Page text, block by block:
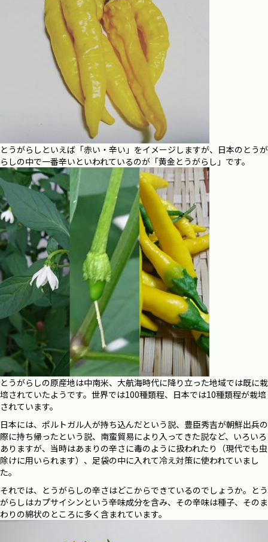
とうがらしといえば「赤い・辛い」をイメージしますが、日本のとうが
らしの中で一番辛いといわれているのが「黄金とうがらし」です。
とうがらしの原産地は中南米、大航海時代に降り立った地域では既に栽
培されていたようです。世界では100種類程、日本では10種類程が栽培
されています。
日本には、ポルトガル人が持ち込んだという説、豊臣秀吉が朝鮮出兵の
際に持ち帰ったという説、南蛮貿易により入ってきた説など、いろいろ
ありますが、当時はあまりの辛さに毒のように扱われたり（現代でも虫
除けに用いられます）、足袋の中に入れて冷え対策に使われていまし
た。
それでは、とうがらしの辛さはどこからできているのでしょうか。とう
がらしはカプサイシンという辛味成分を含み、その辛味は種子、そのま
わりの綿状のところに多く含まれています。